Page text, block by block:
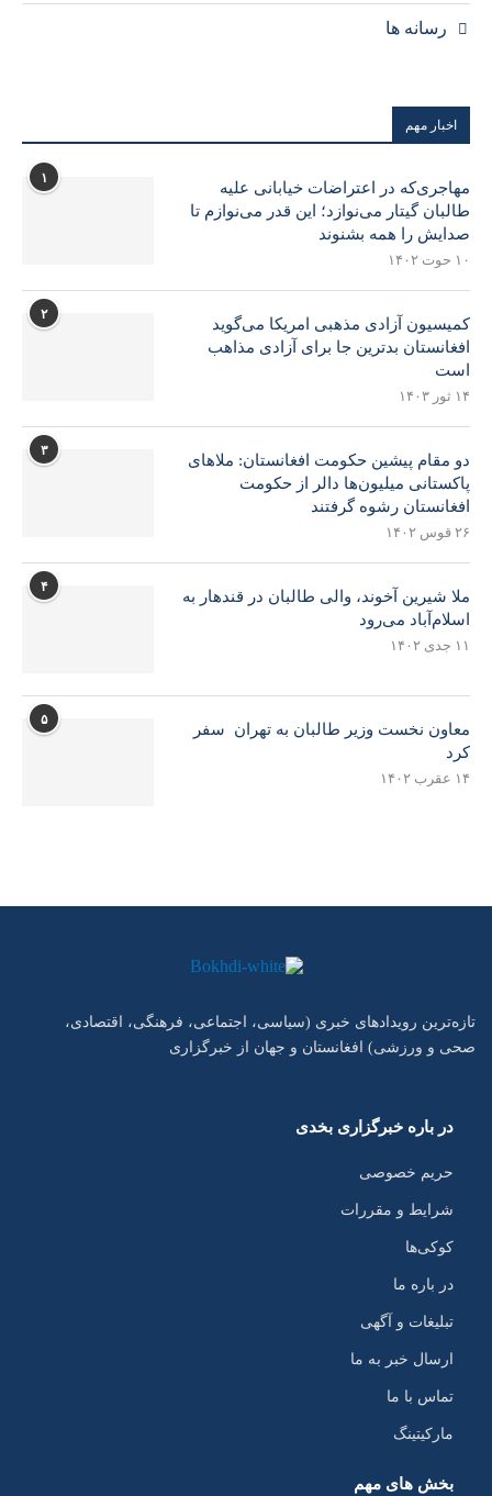
رسانه ها
اخبار مهم
۱
مهاجری‌که در اعتراضات خیابانی علیه
طالبان گیتار می‌نوازد؛ این قدر می‌نوازم تا
صدایش را همه بشنوند
۱۰ حوت ۱۴۰۲
۲
کمیسیون آزادی مذهبی امریکا می‌گوید
افغانستان بدترین جا برای آزادی مذاهب
است
۱۴ ثور ۱۴۰۳
۳
دو مقام پیشین حکومت افغانستان: ملاهای
پاکستانی میلیون‌ها دالر از حکومت
افغانستان رشوه گرفتند
۲۶ قوس ۱۴۰۲
۴
ملا شیرین آخوند، والی طالبان در قندهار به
اسلام‌آباد می‌رود
۱۱ جدی ۱۴۰۲
۵
معاون نخست وزیر طالبان به تهران سفر
کرد
۱۴ عقرب ۱۴۰۲
تازه‌ترین رویدادهای خبری (سیاسی، اجتماعی، فرهنگی، اقتصادی،
صحی و ورزشی) افغانستان و جهان از خبرگزاری
در باره خبرگزاری بخدی
حریم خصوصی
شرایط و مقررات
کوکی‌ها
در باره ما
تبلیغات و آگهی
ارسال خبر به ما
تماس با ما
مارکیتینگ
بخش های مهم